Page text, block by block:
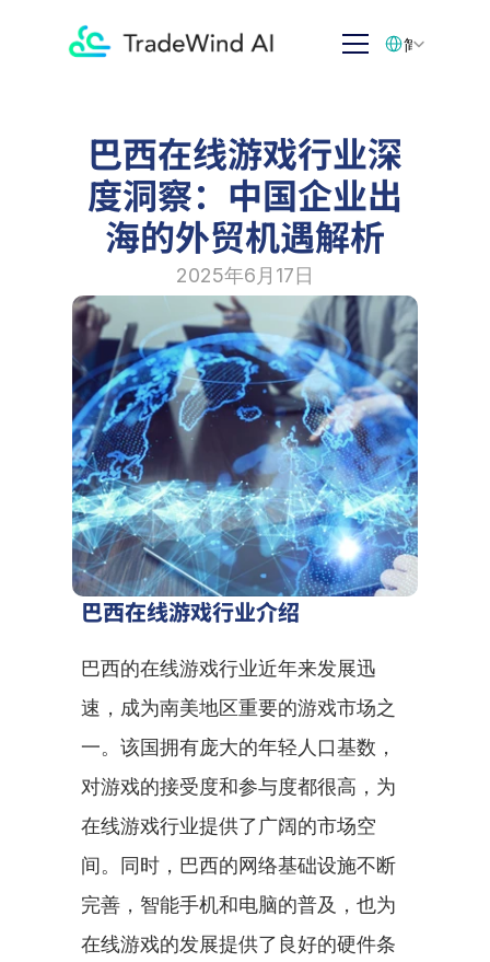
巴西在线游戏行业深
度洞察：中国企业出
海的外贸机遇解析
2025年6月17日
巴西在线游戏行业介绍
巴西的在线游戏行业近年来发展迅
速，成为南美地区重要的游戏市场之
一。该国拥有庞大的年轻人口基数，
对游戏的接受度和参与度都很高，为
在线游戏行业提供了广阔的市场空
间。同时，巴西的网络基础设施不断
完善，智能手机和电脑的普及，也为
在线游戏的发展提供了良好的硬件条
简体中文